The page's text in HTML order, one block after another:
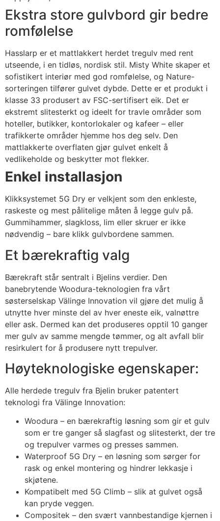
Ekstra store gulvbord gir bedre
romfølelse
Hasslarp er et mattlakkert herdet tregulv med rent
utseende, i en tidløs, nordisk stil. Misty White skaper et
sofistikert interiør med god romfølelse, og Nature-
sorteringen tilfører gulvet dybde. Dette er et produkt i
klasse 33 produsert av FSC-sertifisert eik. Det er
ekstremt slitesterkt og ideelt for travle områder som
hoteller, butikker, kontorlokaler og kafeer – eller
trafikkerte områder hjemme hos deg selv. Den
mattlakkerte overflaten gjør gulvet enkelt å
vedlikeholde og beskytter mot flekker.
Enkel installasjon
Klikksystemet 5G Dry er velkjent som den enkleste,
raskeste og mest pålitelige måten å legge gulv på.
Gummihammer, slagkloss, lim eller skruer er ikke
nødvendig – bare klikk gulvbordene sammen.
Et bærekraftig valg
Bærekraft står sentralt i Bjelins verdier. Den
banebrytende Woodura-teknologien fra vårt
søsterselskap Välinge Innovation vil gjøre det mulig å
utnytte hver minste del av hver eneste eik, valnøttre
eller ask. Dermed kan det produseres opptil 10 ganger
mer gulv av samme mengde tømmer, og alt avfall blir
resirkulert for å produsere nytt trepulver.
Høyteknologiske egenskaper:
Alle herdede tregulv fra Bjelin bruker patentert
teknologi fra Välinge Innovation:
Woodura – en bærekraftig løsning som gir et gulv
som er tre ganger så slagfast og slitesterkt, der tre
og trepulver varmes og presses sammen.
Waterproof 5G Dry – en løsning som sørger for
rask og enkel montering og hindrer lekkasje i
skjøtene.
Kompatibelt med 5G Climb – slik at gulvet også
kan pryde veggen.
Compositek – den svært vannbestandige kjernen i